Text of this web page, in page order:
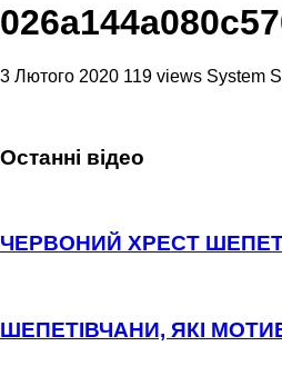
3 Лютого 2020 119 views System
Останні відео
ЧЕРВОНИЙ ХРЕСТ
ШЕПЕТІВЧАНИ, ЯКІ